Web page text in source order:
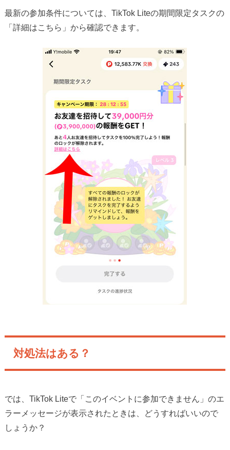
最新の参加条件については、TikTok Liteの期間限定タスクの
「詳細はこちら」から確認できます。
対処法はある？
では、TikTok Liteで「このイベントに参加できません」のエ
ラーメッセージが表示されたときは、どうすればいいので
しょうか？